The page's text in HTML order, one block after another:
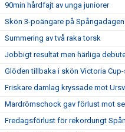
90min hårdfajt av unga juniorer
Skön 3-poängare på Spångadagen
Summering av två raka torsk
Jobbigt resultat men härliga
Glöden tillbaka i skön Victoria
Friskare damlag kryssade mot
Mardrömschock gav förlust mot
Fredagsförlust för rekordungt